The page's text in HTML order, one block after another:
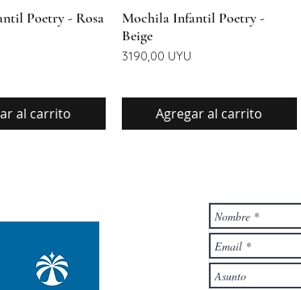
rápida
Poetry - Rosa
al carrito
Vista rápida
Mochila Infantil Poetry -
Beige
Precio
3190,00 UYU
Agregar al carrito